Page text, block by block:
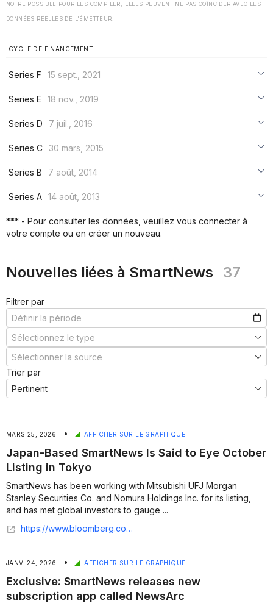
NOTRE POSSIBLE POUR LES COMPILER, ELLES PEUVENT NE PAS COÏNCIDER AVEC LES
DONNÉES RÉELLES DE L'ÉMETTEUR.
CYCLE DE FINANCEMENT
Series F
15 sept., 2021
***
Series E
18 nov., 2019
***
Series D
7 juil., 2016
***
Series C 30 mars, 2015
***
Series B
7 août, 2014
***
Series A 14 août, 2013
*** - Pour consulter les données, veuillez vous connecter à
votre compte ou en créer un nouveau.
Nouvelles liées à SmartNews 37
Filtrer par
Trier par
MARS 25, 2026 • AFFICHER SUR LE GRAPHIQUE
Japan-Based SmartNews Is Said to Eye October
Listing in Tokyo
SmartNews has been working with Mitsubishi UFJ Morgan
Stanley Securities Co. and Nomura Holdings Inc. for its listing,
and has met global investors to gauge ...
https://www.bloomberg.com/news/articles/2026-03-25/japan-based-smartnews-is-said-to-eye-october-listing-in-tokyo
JANV. 24, 2026 • AFFICHER SUR LE GRAPHIQUE
Exclusive: SmartNews releases new
subscription app called NewsArc